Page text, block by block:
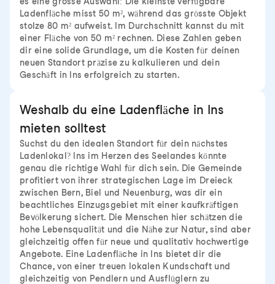
Ladenfläche misst 50 m², während das grösste Objekt
stolze 80 m² aufweist. Im Durchschnitt kannst du mit
einer Fläche von 50 m² rechnen. Diese Zahlen geben
dir eine solide Grundlage, um die Kosten für deinen
neuen Standort präzise zu kalkulieren und dein
Geschäft in Ins erfolgreich zu starten.
Weshalb du eine Ladenfläche in Ins
mieten solltest
Suchst du den idealen Standort für dein nächstes
Ladenlokal? Ins im Herzen des Seelandes könnte
genau die richtige Wahl für dich sein. Die Gemeinde
profitiert von ihrer strategischen Lage im Dreieck
zwischen Bern, Biel und Neuenburg, was dir ein
beachtliches Einzugsgebiet mit einer kaufkräftigen
Bevölkerung sichert. Die Menschen hier schätzen die
hohe Lebensqualität und die Nähe zur Natur, sind aber
gleichzeitig offen für neue und qualitativ hochwertige
Angebote. Eine Ladenfläche in Ins bietet dir die
Chance, von einer treuen lokalen Kundschaft und
gleichzeitig von Pendlern und Ausflüglern zu